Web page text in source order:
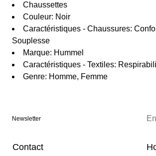
Chaussettes
Couleur: Noir
Caractéristiques - Chaussures:
Souplesse
Marque: Hummel
Caractéristiques - Textiles:
Genre: Homme, Femme
Newsletter
Contact